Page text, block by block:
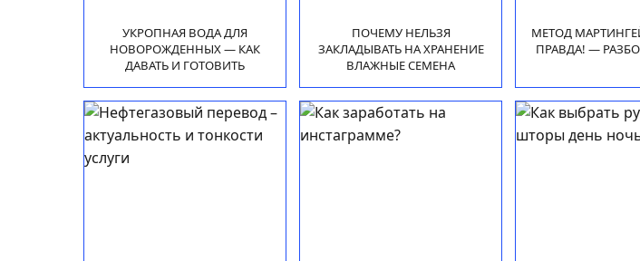
УКРОПНАЯ ВОДА ДЛЯ
НОВОРОЖДЕННЫХ — КАК
ДАВАТЬ И ГОТОВИТЬ
ПОЧЕМУ НЕЛЬЗЯ
ЗАКЛАДЫВАТЬ НА ХРАНЕНИЕ
ВЛАЖНЫЕ СЕМЕНА
МЕТОД
ПРАВДА! —